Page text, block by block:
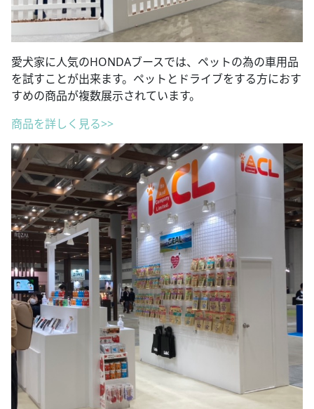
愛犬家に人気のHONDAブースでは、ペットの為の車用品
を試すことが出来ます。ペットとドライブをする方におす
すめの商品が複数展示されています。
商品を詳しく見る>>